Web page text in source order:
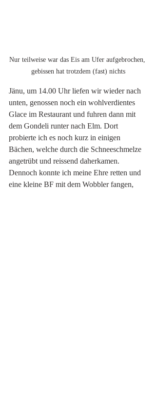
Nur teilweise war das Eis am Ufer aufgebrochen,
gebissen hat trotzdem (fast) nichts
Jänu, um 14.00 Uhr liefen wir wieder nach
unten, genossen noch ein wohlverdientes
Glace im Restaurant und fuhren dann mit
dem Gondeli runter nach Elm. Dort
probierte ich es noch kurz in einigen
Bächen, welche durch die Schneeschmelze
angetrübt und reissend daherkamen.
Dennoch konnte ich meine Ehre retten und
eine kleine BF mit dem Wobbler fangen,